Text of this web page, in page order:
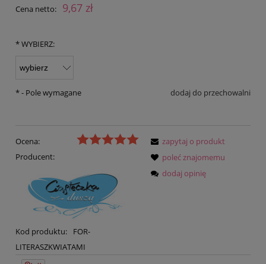
Cena netto: 9,67 zł
*WYBIERZ:
dodaj do przechowalni
*- Pole wymagane
Ocena:
Producent:
Kod produktu:
FOR-
LITERASZKWIATAMI
zapytaj o produkt
poleć znajomemu
dodaj opinię